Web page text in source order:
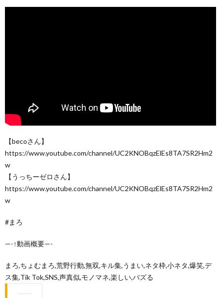
【becoさん】
https://www.youtube.com/channel/UC2KNOBqzElEs8TA7SR2Hm2
w
【うっちーゼロさん】
https://www.youtube.com/channel/UC2KNOBqzElEs8TA7SR2Hm2
w
#まろ
—-↑動画概要—-
まろ,ちょむまろ,荒野行動,無双,キル集,うまい,ネタ枠,小ネタ,爆笑,デ
ス集,Tik Tok,SNS,声真似,モノマネ,楽しい,バズる